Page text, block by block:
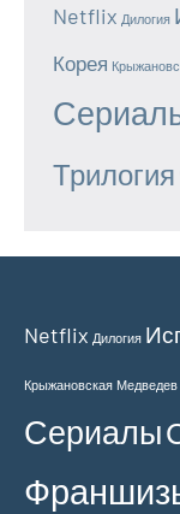
Netflix Дилогия
Корея
Трилогия
Netflix Дилогия
Крыжановская Медведев
Сериалы